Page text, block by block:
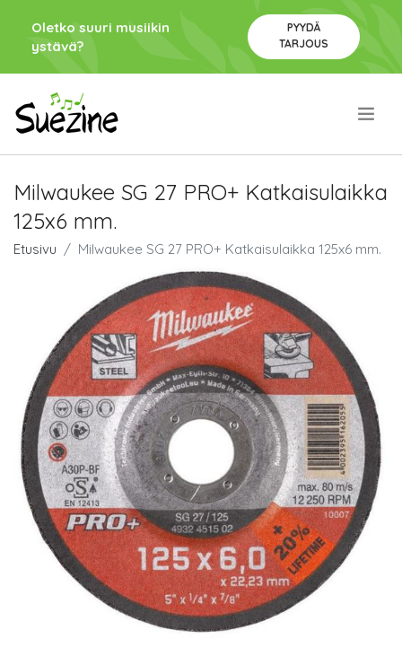
Oletko suuri musiikin
ystävä?
PYYDÄ
TARJOUS
Milwaukee SG 27 PRO+ Katkaisulaikka
125x6 mm.
Etusivu Milwaukee SG 27 PRO+ Katkaisulaikka 125x6 mm.